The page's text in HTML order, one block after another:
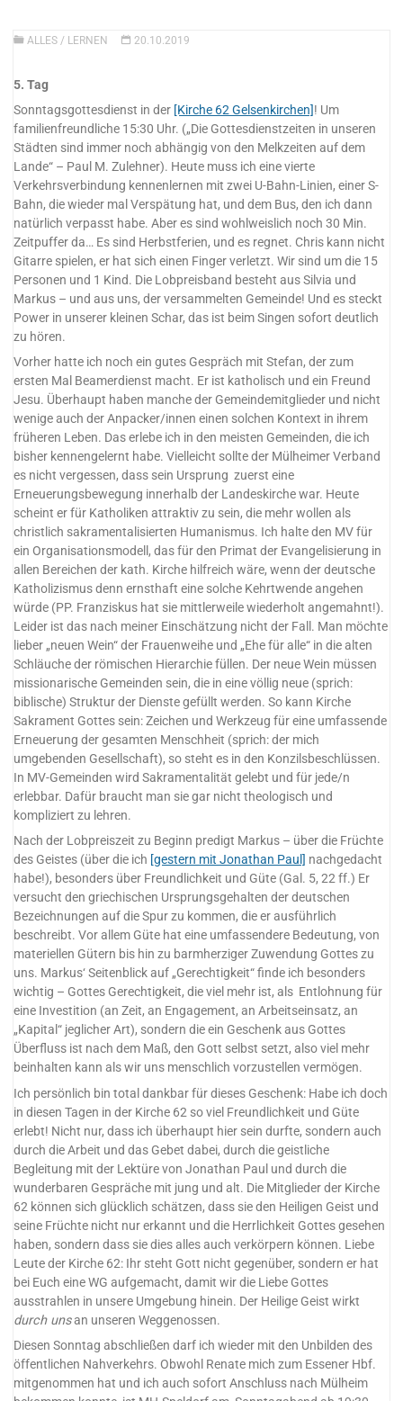
ALLES / LERNEN 20.10.2019
5. Tag
Sonntagsgottesdienst in der [Kirche 62 Gelsenkirchen]! Um
familienfreundliche 15:30 Uhr. („Die Gottesdienstzeiten in unseren
Städten sind immer noch abhängig von den Melkzeiten auf dem
Lande“ – Paul M. Zulehner). Heute muss ich eine vierte
Verkehrsverbindung kennenlernen mit zwei U-Bahn-Linien, einer S-
Bahn, die wieder mal Verspätung hat, und dem Bus, den ich dann
natürlich verpasst habe. Aber es sind wohlweislich noch 30 Min.
Zeitpuffer da… Es sind Herbstferien, und es regnet. Chris kann nicht
Gitarre spielen, er hat sich einen Finger verletzt. Wir sind um die 15
Personen und 1 Kind. Die Lobpreisband besteht aus Silvia und
Markus – und aus uns, der versammelten Gemeinde! Und es steckt
Power in unserer kleinen Schar, das ist beim Singen sofort deutlich
zu hören.
Vorher hatte ich noch ein gutes Gespräch mit Stefan, der zum
ersten Mal Beamerdienst macht. Er ist katholisch und ein Freund
Jesu. Überhaupt haben manche der Gemeindemitglieder und nicht
wenige auch der Anpacker/innen einen solchen Kontext in ihrem
früheren Leben. Das erlebe ich in den meisten Gemeinden, die ich
bisher kennengelernt habe. Vielleicht sollte der Mülheimer Verband
es nicht vergessen, dass sein Ursprung zuerst eine
Erneuerungsbewegung innerhalb der Landeskirche war. Heute
scheint er für Katholiken attraktiv zu sein, die mehr wollen als
christlich sakramentalisierten Humanismus. Ich halte den MV für
ein Organisationsmodell, das für den Primat der Evangelisierung in
allen Bereichen der kath. Kirche hilfreich wäre, wenn der deutsche
Katholizismus denn ernsthaft eine solche Kehrtwende angehen
würde (PP. Franziskus hat sie mittlerweile wiederholt angemahnt!).
Leider ist das nach meiner Einschätzung nicht der Fall. Man möchte
lieber „neuen Wein“ der Frauenweihe und „Ehe für alle“ in die alten
Schläuche der römischen Hierarchie füllen. Der neue Wein müssen
missionarische Gemeinden sein, die in eine völlig neue (sprich:
biblische) Struktur der Dienste gefüllt werden. So kann Kirche
Sakrament Gottes sein: Zeichen und Werkzeug für eine umfassende
Erneuerung der gesamten Menschheit (sprich: der mich
umgebenden Gesellschaft), so steht es in den Konzilsbeschlüssen.
In MV-Gemeinden wird Sakramentalität gelebt und für jede/n
erlebbar. Dafür braucht man sie gar nicht theologisch und
kompliziert zu lehren.
Nach der Lobpreiszeit zu Beginn predigt Markus – über die Früchte
des Geistes (über die ich [gestern mit Jonathan Paul] nachgedacht
habe!), besonders über Freundlichkeit und Güte (Gal. 5, 22 ff.) Er
versucht den griechischen Ursprungsgehalten der deutschen
Bezeichnungen auf die Spur zu kommen, die er ausführlich
beschreibt. Vor allem Güte hat eine umfassendere Bedeutung, von
materiellen Gütern bis hin zu barmherziger Zuwendung Gottes zu
uns. Markus‘ Seitenblick auf „Gerechtigkeit“ finde ich besonders
wichtig – Gottes Gerechtigkeit, die viel mehr ist, als Entlohnung für
eine Investition (an Zeit, an Engagement, an Arbeitseinsatz, an
„Kapital“ jeglicher Art), sondern die ein Geschenk aus Gottes
Überfluss ist nach dem Maß, den Gott selbst setzt, also viel mehr
beinhalten kann als wir uns menschlich vorzustellen vermögen.
Ich persönlich bin total dankbar für dieses Geschenk: Habe ich doch
in diesen Tagen in der Kirche 62 so viel Freundlichkeit und Güte
erlebt! Nicht nur, dass ich überhaupt hier sein durfte, sondern auch
durch die Arbeit und das Gebet dabei, durch die geistliche
Begleitung mit der Lektüre von Jonathan Paul und durch die
wunderbaren Gespräche mit jung und alt. Die Mitglieder der Kirche
62 können sich glücklich schätzen, dass sie den Heiligen Geist und
seine Früchte nicht nur erkannt und die Herrlichkeit Gottes gesehen
haben, sondern dass sie dies alles auch verkörpern können. Liebe
Leute der Kirche 62: Ihr steht Gott nicht gegenüber, sondern er hat
bei Euch eine WG aufgemacht, damit wir die Liebe Gottes
ausstrahlen in unsere Umgebung hinein. Der Heilige Geist wirkt
durch unsan unseren Weggenossen.
Diesen Sonntag abschließen darf ich wieder mit den Unbilden des
öffentlichen Nahverkehrs. Obwohl Renate mich zum Essener Hbf.
mitgenommen hat und ich auch sofort Anschluss nach Mülheim